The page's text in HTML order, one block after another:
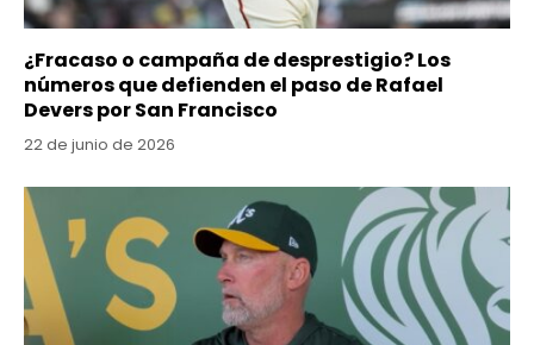
¿Fracaso o campaña de desprestigio? Los
números que defienden el paso de Rafael
Devers por San Francisco
22 de junio de 2026